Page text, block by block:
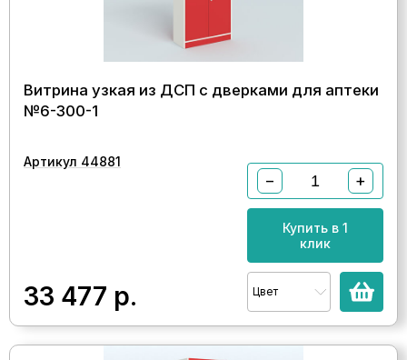
Витрина узкая из ДСП с дверками для аптеки
№6-300-1
Артикул 44881
33 477 р.
− +
Купить в 1
клик
Цвет